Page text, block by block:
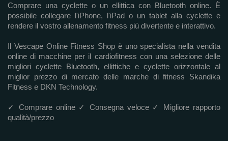
Comprare una cyclette o un ellittica con Bluetooth online. È
possibile collegare l'iPhone, l'iPad o un tablet alla cyclette e
rendere il vostro allenamento fitness più divertente e interattivo.
Il Vescape Online Fitness Shop è uno specialista nella vendita
online di macchine per il cardiofitness con una selezione delle
migliori cyclette Bluetooth, ellittiche e cyclette orizzontale al
miglior prezzo di mercato delle marche di fitness Skandika
Fitness e DKN Technology.
✓ Comprare online ✓ Consegna veloce ✓ Migliore rapporto
qualità/prezzo